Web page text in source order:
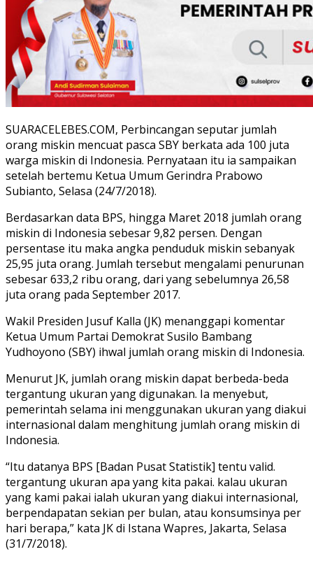
SUARACELEBES.COM, Perbincangan seputar jumlah
orang miskin mencuat pasca SBY berkata ada 100 juta
warga miskin di Indonesia. Pernyataan itu ia sampaikan
setelah bertemu Ketua Umum Gerindra Prabowo
Subianto, Selasa (24/7/2018).
Berdasarkan data BPS, hingga Maret 2018 jumlah orang
miskin di Indonesia sebesar 9,82 persen. Dengan
persentase itu maka angka penduduk miskin sebanyak
25,95 juta orang. Jumlah tersebut mengalami penurunan
sebesar 633,2 ribu orang, dari yang sebelumnya 26,58
juta orang pada September 2017.
Wakil Presiden Jusuf Kalla (JK) menanggapi komentar
Ketua Umum Partai Demokrat Susilo Bambang
Yudhoyono (SBY) ihwal jumlah orang miskin di Indonesia.
Menurut JK, jumlah orang miskin dapat berbeda-beda
tergantung ukuran yang digunakan. Ia menyebut,
pemerintah selama ini menggunakan ukuran yang diakui
internasional dalam menghitung jumlah orang miskin di
Indonesia.
“Itu datanya BPS [Badan Pusat Statistik] tentu valid.
tergantung ukuran apa yang kita pakai. kalau ukuran
yang kami pakai ialah ukuran yang diakui internasional,
berpendapatan sekian per bulan, atau konsumsinya per
hari berapa,” kata JK di Istana Wapres, Jakarta, Selasa
(31/7/2018).